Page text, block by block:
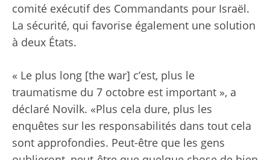
comité exécutif des Commandants pour Israël.
La sécurité, qui favorise également une solution
à deux États.
« Le plus long [the war] c’est, plus le
traumatisme du 7 octobre est important », a
déclaré Novilk. «Plus cela dure, plus les
enquêtes sur les responsabilités dans tout cela
sont approfondies. Peut-être que les gens